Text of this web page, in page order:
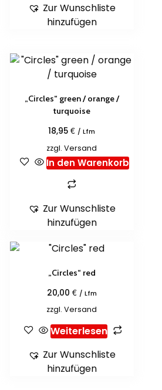
Zur Wunschliste
hinzufügen
„Circles“ green / orange /
turquoise
18,95€ / Lfm
zzgl.Versand
In den Warenkorb
Zur Wunschliste
hinzufügen
„Circles“ red
20,00 € / Lfm
zzgl.Versand
Weiterlesen
Zur Wunschliste
hinzufügen